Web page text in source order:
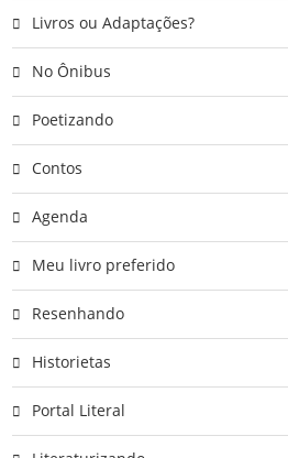
Livros ou Adaptações?
No Ônibus
Poetizando
Contos
Agenda
Meu livro preferido
Resenhando
Historietas
Portal Literal